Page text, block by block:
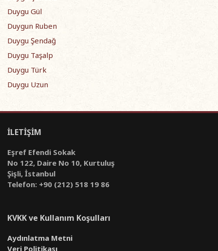
Duygu Gül
Duygun Ruben
Duygu Şendağ
Duygu Taşalp
Duygu Türk
Duygu Uzun
İLETİŞİM
Eşref Efendi Sokak
No 122, Daire No 10, Kurtuluş
Şişli, İstanbul
Telefon: +90 (212) 518 19 86
KVKK ve Kullanım Koşulları
Aydınlatma Metni
Veri Politikası